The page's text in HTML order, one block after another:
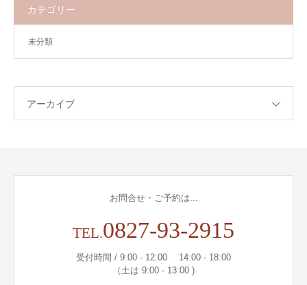
カテゴリー
未分類
アーカイブ
お問合せ・ご予約は...
TEL.0827-93-2915
受付時間 / 9:00 - 12:00 14:00 - 18:00
（土は 9:00 - 13:00 )